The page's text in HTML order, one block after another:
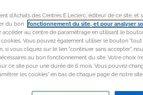
d'Achats des Centres E.Leclerc, éditeur de ce site,
du bon fonctionnement du site, et pour analyser
accéder au centre de paramétrage en utilisant le
cookies. Vous pouvez également utiliser le bouton
si vous cliquez sur le lien "continuer sans accepter",
au bon fonctionnement du site. Votre choix
ce site pour une durée de 6 mois. Vous pouvez
les cookies" en bas de chaque page de notre site.